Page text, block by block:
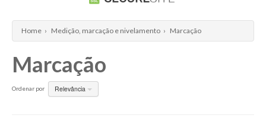
Home › Medição, marcação e nivelamento › Marcação
Marcação
Ordenar por Relevância